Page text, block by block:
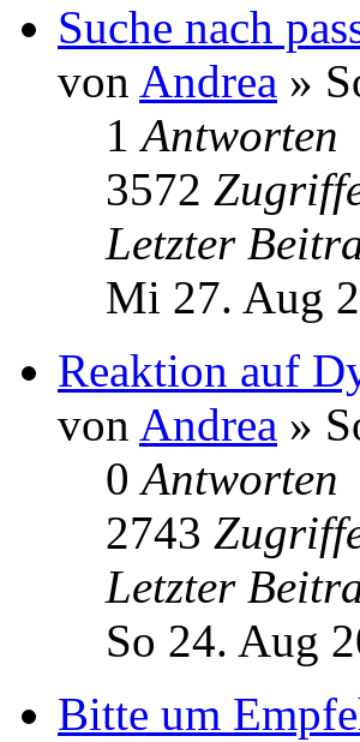
Suche nach
von Andrea »
1Antworten
3572
Letzter
Mi 27. Aug
Reaktion auf
von Andrea »
0Antworten
2743
Letzter
So 24. Aug
Bitte um